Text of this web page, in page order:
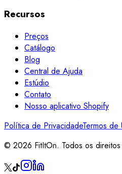
Recursos
Preços
Catálogo
Blog
Central de Ajuda
Estúdio
Contato
Nosso aplicativo Shopify
Política de PrivacidadeTermos de
© 2026 FitItOn. Todos os direitos